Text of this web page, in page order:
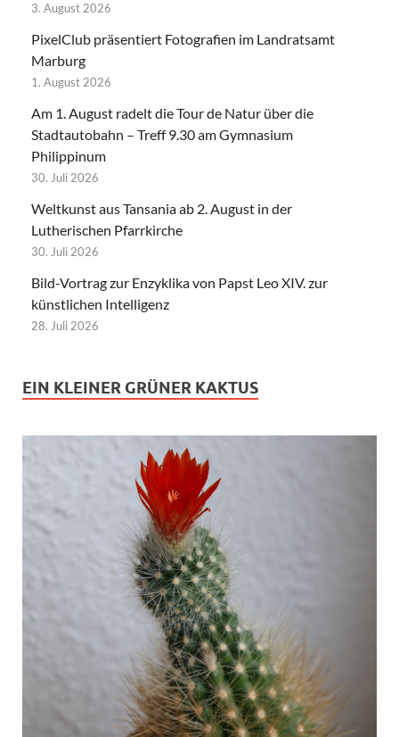
3. August 2026
PixelClub präsentiert Fotografien im Landratsamt
Marburg
1. August 2026
Am 1. August radelt die Tour de Natur über die
Stadtautobahn – Treff 9.30 am Gymnasium
Philippinum
30. Juli 2026
Weltkunst aus Tansania ab 2. August in der
Lutherischen Pfarrkirche
30. Juli 2026
Bild-Vortrag zur Enzyklika von Papst Leo XIV. zur
künstlichen Intelligenz
28. Juli 2026
EIN KLEINER GRÜNER KAKTUS